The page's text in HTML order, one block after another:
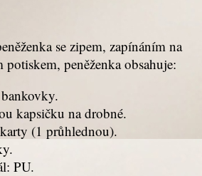
se zipem, zapínáním na
potiskem, peněženka obsahuje:
kapsičku na drobné.
(1 průhlednou).
PU.